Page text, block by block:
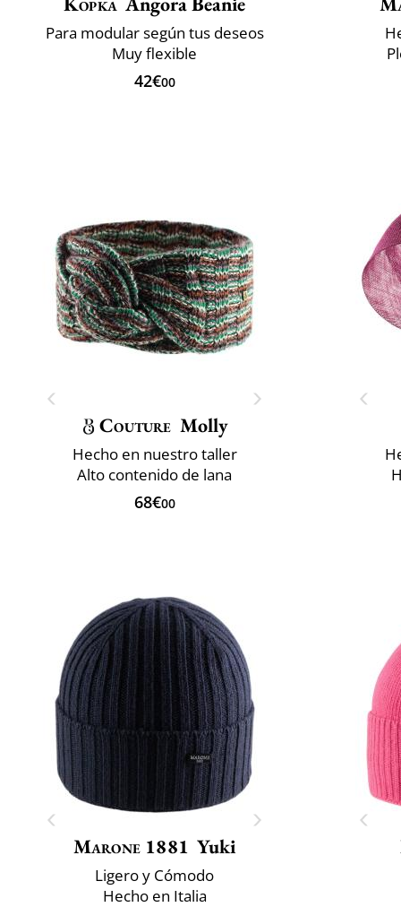
Para modular según tus deseos
Muy flexible
42€00
Couture Molly
Hecho en nuestro taller
Alto contenido de lana
68€00
Marone 1881 Yuki
Ligero y Cómodo
Hecho en Italia